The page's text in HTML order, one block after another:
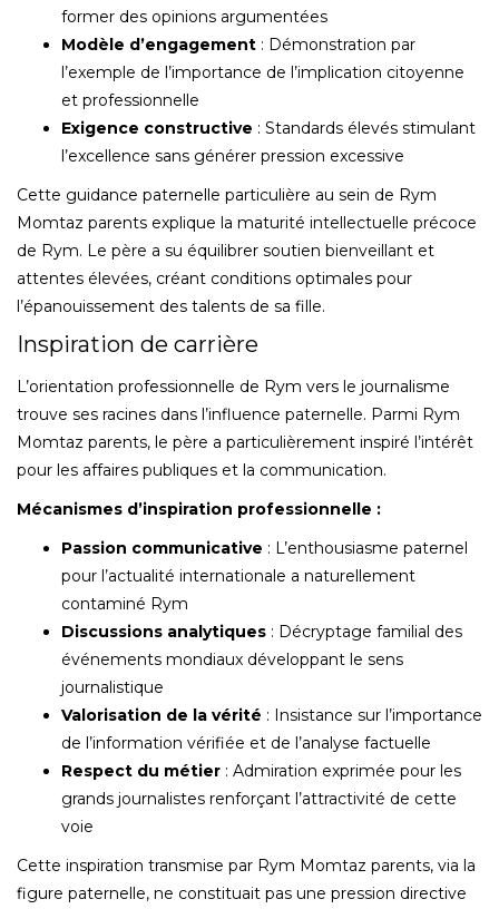
former des opinions argumentées
Modèle d’engagement : Démonstration par
l’exemple de l’importance de l’implication citoyenne
et professionnelle
Exigence constructive : Standards élevés stimulant
l’excellence sans générer pression excessive
Cette guidance paternelle particulière au sein de Rym
Momtaz parents explique la maturité intellectuelle précoce
de Rym. Le père a su équilibrer soutien bienveillant et
attentes élevées, créant conditions optimales pour
l’épanouissement des talents de sa fille.
Inspiration de carrière
L’orientation professionnelle de Rym vers le journalisme
trouve ses racines dans l’influence paternelle. Parmi Rym
Momtaz parents, le père a particulièrement inspiré l’intérêt
pour les affaires publiques et la communication.
Mécanismes d’inspiration professionnelle :
Passion communicative : L’enthousiasme paternel
pour l’actualité internationale a naturellement
contaminé Rym
Discussions analytiques : Décryptage familial des
événements mondiaux développant le sens
journalistique
Valorisation de la vérité : Insistance sur l’importance
de l’information vérifiée et de l’analyse factuelle
Respect du métier : Admiration exprimée pour les
grands journalistes renforçant l’attractivité de cette
voie
Cette inspiration transmise par Rym Momtaz parents, via la
figure paternelle, ne constituait pas une pression directive